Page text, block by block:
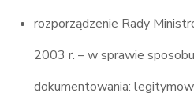
rozporządzenie Rady
2003 r. – w sprawie
dokumentowania: